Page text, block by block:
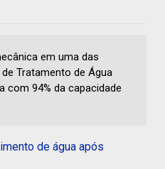
em uma das
Tratamento de Água
com 94% da capacidade
de água após